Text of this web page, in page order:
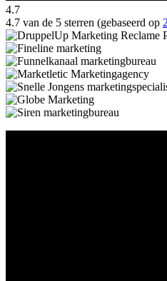
4.7
4.7 van de 5 sterren (gebaseerd op